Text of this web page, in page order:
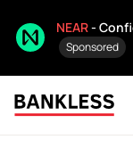
NEAR-
Sponsored